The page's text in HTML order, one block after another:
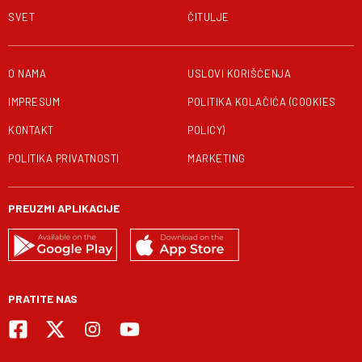
SVET ČITULJE
O NAMA
IMPRESUM
KONTAKT
POLITIKA PRIVATNOSTI
USLOVI KORIŠĆENJA
POLITIKA KOLAČIĆA (COOKIES
POLICY)
MARKETING
PREUZMI APLIKACIJE
PRATITE NAS